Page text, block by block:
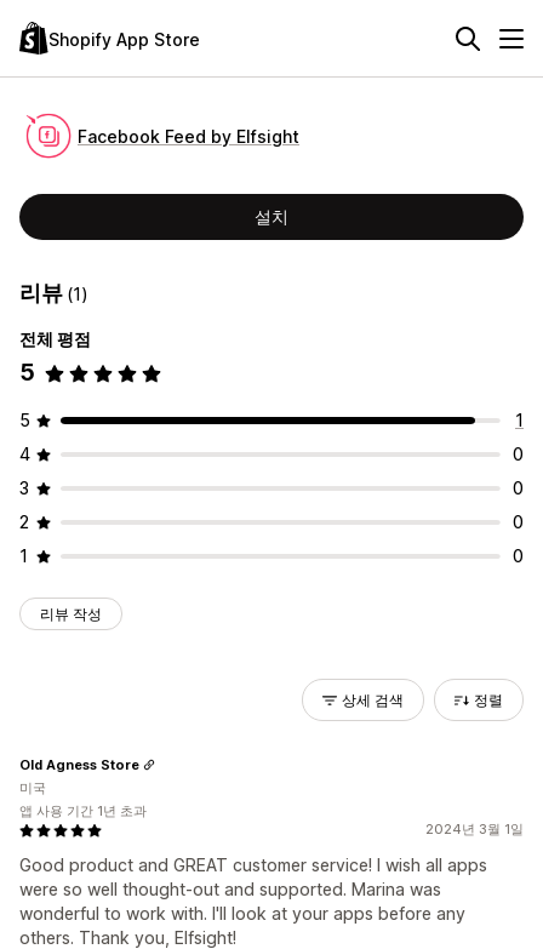
Shopify App Store
Facebook Feed by Elfsight
설치
리뷰 (1)
전체 평점
5
5
1
4
0
3
0
2
0
1
0
리뷰 작성
상세 검색 정렬
2024년 3월 1일
Good product and GREAT customer service! I wish all apps
were so well thought-out and supported. Marina was
wonderful to work with. I'll look at your apps before any
others. Thank you, Elfsight!
Old Agness Store
미국
앱 사용 기간 1년 초과